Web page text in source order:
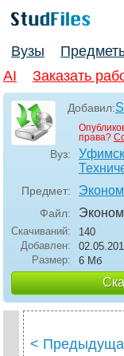
Вузы
AI
Заказать
Добавил:
права?
Вуз:
Предмет:
Файл:
Скачиваний:
140
Добавлен:
Размер:
6 Мб
<